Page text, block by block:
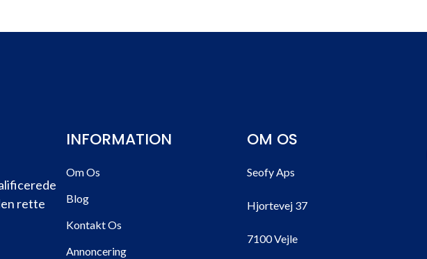
rette
INFORMATION
Om Os
Blog
Kontakt Os
Annoncering
OM OS
Seofy Aps
Hjortevej 37
7100 Vejle